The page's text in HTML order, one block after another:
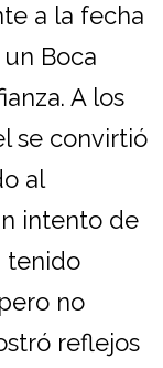
a la fecha
Boca
A los
se convirtió
al
intento de
tenido
no
reflejos